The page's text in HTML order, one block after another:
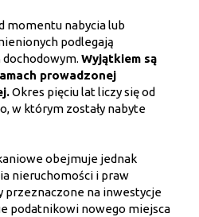
momentu nabycia lub
podlegają
Wyjątkiem są
prowadzonej
Okres pięciu lat liczy się od
w którym zostały nabyte
obejmuje jednak
nieruchomości i praw
przeznaczone na inwestycje
podatnikowi nowego miejsca